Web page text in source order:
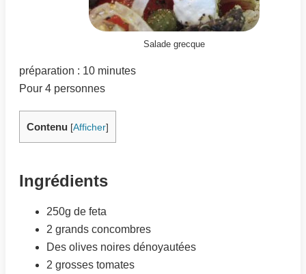
Salade grecque
préparation : 10 minutes
Pour 4 personnes
Contenu [Afficher]
Ingrédients
250g de feta
2 grands concombres
Des olives noires dénoyautées
2 grosses tomates